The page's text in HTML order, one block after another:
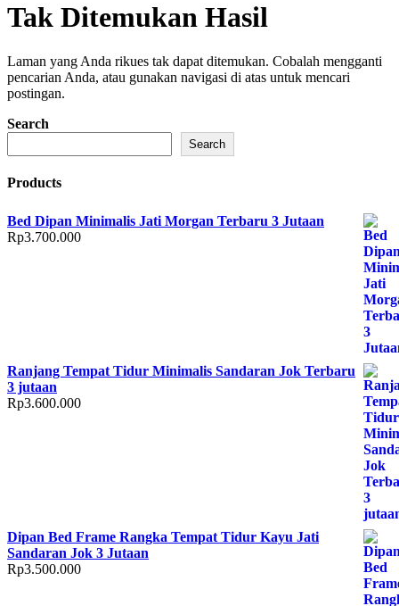
Tak Ditemukan Hasil
Laman yang Anda rikues tak dapat ditemukan. Cobalah mengganti
pencarian Anda, atau gunakan navigasi di atas untuk mencari
postingan.
Search
Search
Products
Bed Dipan Minimalis Jati Morgan Terbaru 3 Jutaan
Rp3.700.000
Ranjang Tempat Tidur Minimalis Sandaran Jok Terbaru
3 jutaan
Rp3.600.000
Dipan Bed Frame Rangka Tempat Tidur Kayu Jati
Sandaran Jok 3 Jutaan
Rp3.500.000